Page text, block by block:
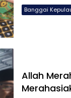
Banggai
Allah